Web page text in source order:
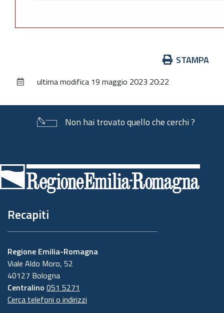
documento
STAMPA
ultima modifica 19 maggio 2023 20:22
Non hai trovato quello che cerchi ?
di
pagina
Recapiti
Regione Emilia-Romagna
Viale Aldo Moro, 52
40127 Bologna
Centralino 051 5271
Cerca telefoni o indirizzi